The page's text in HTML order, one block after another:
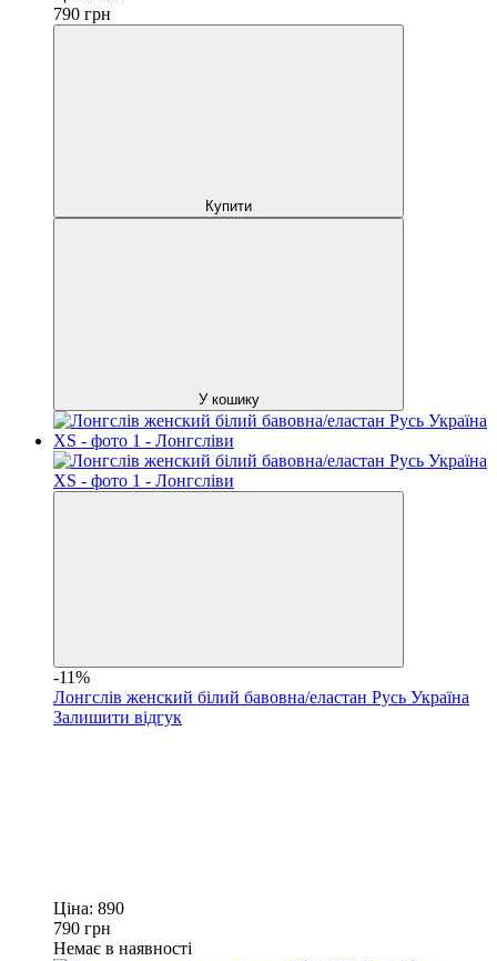
790 грн
Купити
У кошику
-11%
Лонгслів женский білий бавовна/еластан Русь Україна
Залишити відгук
Ціна: 890
790 грн
Немає в наявності